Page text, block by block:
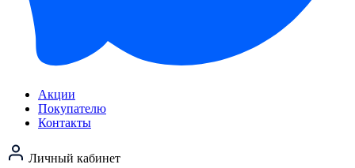
Акции
Покупателю
Контакты
Личный кабинет